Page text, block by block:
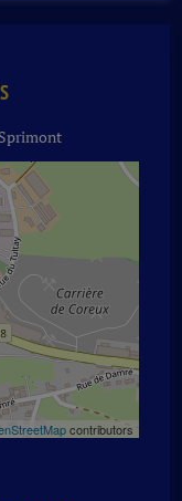
contributors